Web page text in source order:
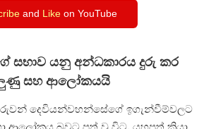
and Likeon YouTube
සභාව යනු අන්ධකාරය දුරු කර
ලුණු සහ ආලෝකයයි
දෙවියන්වහන්සේගේ ඉගැන්වීම්වලට
බවට පත් වූ විට, යහපත් ක්‍රියා